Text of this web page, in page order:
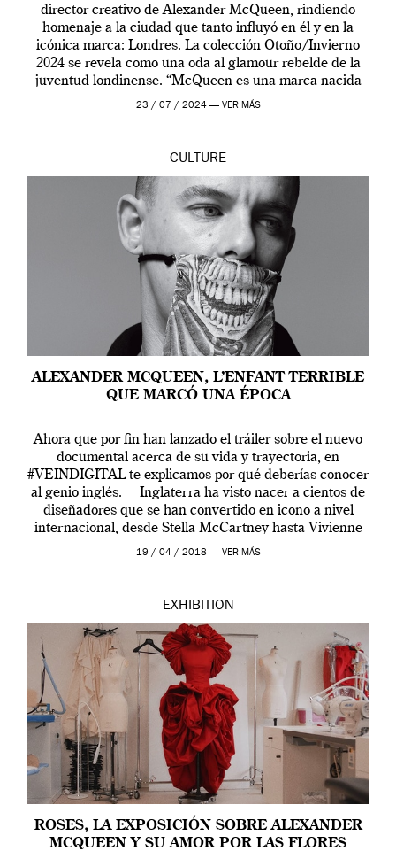
director creativo de Alexander McQueen, rindiendo
homenaje a la ciudad que tanto influyó en él y en la
icónica marca: Londres. La colección Otoño/Invierno
2024 se revela como una oda al glamour rebelde de la
juventud londinense. “McQueen es una marca nacida
en Londres y siempre ha […]
23 / 07 / 2024 — VER MÁS
CULTURE
ALEXANDER MCQUEEN, L’ENFANT TERRIBLE
QUE MARCÓ UNA ÉPOCA
Ahora que por fin han lanzado el tráiler sobre el nuevo
documental acerca de su vida y trayectoria, en
#VEINDIGITAL te explicamos por qué deberías conocer
al genio inglés. Inglaterra ha visto nacer a cientos de
diseñadores que se han convertido en icono a nivel
internacional, desde Stella McCartney hasta Vivienne
Westwood pasando […]
19 / 04 / 2018 — VER MÁS
EXHIBITION
ROSES, LA EXPOSICIÓN SOBRE ALEXANDER
MCQUEEN Y SU AMOR POR LAS FLORES